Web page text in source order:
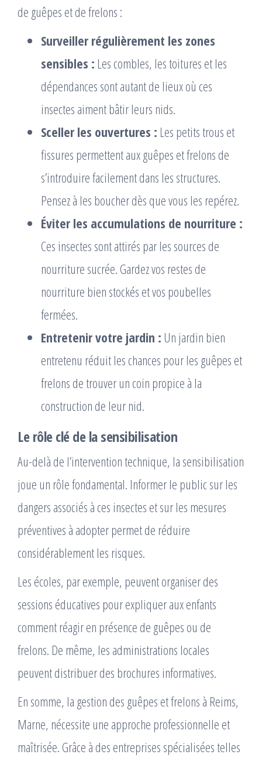
de guêpes et de frelons :
Surveiller régulièrement les zones
sensibles : Les combles, les toitures et les
dépendances sont autant de lieux où ces
insectes aiment bâtir leurs nids.
Sceller les ouvertures : Les petits trous et
fissures permettent aux guêpes et frelons de
s’introduire facilement dans les structures.
Pensez à les boucher dès que vous les repérez.
Éviter les accumulations de nourriture :
Ces insectes sont attirés par les sources de
nourriture sucrée. Gardez vos restes de
nourriture bien stockés et vos poubelles
fermées.
Entretenir votre jardin : Un jardin bien
entretenu réduit les chances pour les guêpes et
frelons de trouver un coin propice à la
construction de leur nid.
Le rôle clé de la sensibilisation
Au-delà de l’intervention technique, la sensibilisation
joue un rôle fondamental. Informer le public sur les
dangers associés à ces insectes et sur les mesures
préventives à adopter permet de réduire
considérablement les risques.
Les écoles, par exemple, peuvent organiser des
sessions éducatives pour expliquer aux enfants
comment réagir en présence de guêpes ou de
frelons. De même, les administrations locales
peuvent distribuer des brochures informatives.
En somme, la gestion des guêpes et frelons à Reims,
Marne, nécessite une approche professionnelle et
maîtrisée. Grâce à des entreprises spécialisées telles